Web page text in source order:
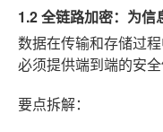
1.2 全链路加密：为信
数据在传输和存储过
必须提供端到端的安
要点拆解：